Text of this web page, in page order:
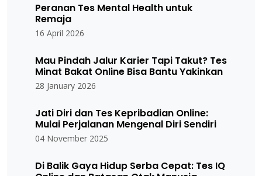
Peranan Tes Mental Health untuk
Remaja
16 April 2026
Mau Pindah Jalur Karier Tapi Takut? Tes
Minat Bakat Online Bisa Bantu Yakinkan
28 January 2026
Jati Diri dan Tes Kepribadian Online:
Mulai Perjalanan Mengenal Diri Sendiri
04 November 2025
Di Balik Gaya Hidup Serba Cepat: Tes IQ